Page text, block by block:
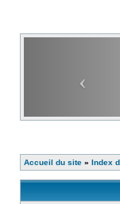
Accueil du site » Index